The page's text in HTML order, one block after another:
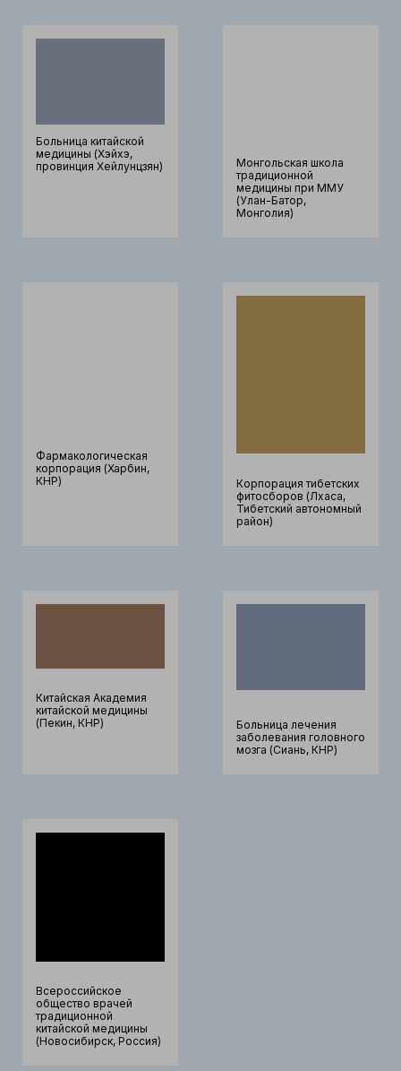
Больница китайской
медицины (Хэйхэ,
провинция Хейлунцзян)
Монгольская школа
традиционной
медицины при ММУ
(Улан-Батор,
Монголия)
Фармакологическая
корпорация (Харбин,
КНР)
Корпорация тибетских
фитосборов (Лхаса,
Тибетский автономный
район)
Китайская Академия
китайской медицины
(Пекин, КНР)
Больница лечения
заболевания головного
мозга (Сиань, КНР)
Всероссийское
общество врачей
традиционной
китайской медицины
(Новосибирск, Россия)